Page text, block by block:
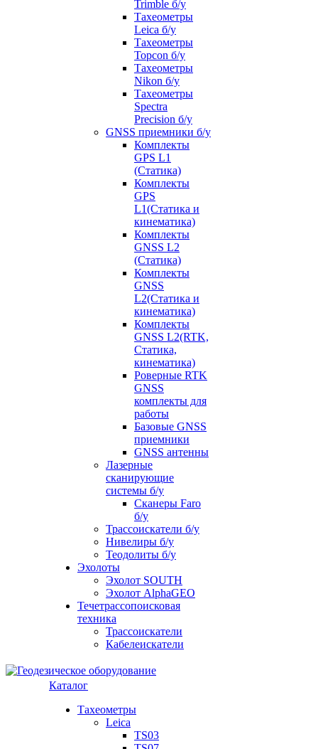
Trimble б/у
Тахеометры
Leica б/у
Тахеометры
Topcon б/у
Тахеометры
Nikon б/у
Тахеометры
Spectra
Precision б/у
GNSS приемники б/у
Комплекты
GPS L1
(Статика)
Комплекты
GPS
L1(Статика и
кинематика)
Комплекты
GNSS L2
(Статика)
Комплекты
GNSS
L2(Статика и
кинематика)
Комплекты
GNSS L2(RTK,
Статика,
кинематика)
Роверные RTK
GNSS
комплекты для
работы
Базовые GNSS
приемники
GNSS антенны
Лазерные
сканирующие
системы б/у
Сканеры Faro
б/у
Трассоискатели б/у
Нивелиры б/у
Теодолиты б/у
Эхолоты
Эхолот SOUTH
Эхолот AlphaGEO
Течетрассопоисковая
техника
Трассоискатели
Кабелеискатели
Каталог
Тахеометры
Leica
TS03